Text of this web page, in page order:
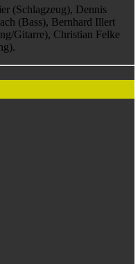
(Schlagzeug), Dennis
(Bass), Bernhard Illert
Gitarre), Christian Felke